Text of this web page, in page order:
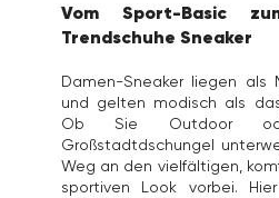
Vom Sport-Basic
Trendschuhe Sneaker
Damen-Sneaker liegen als
und gelten modisch als
Ob Sie Outdoor
Großstadtdschungel
Weg an den vielfältigen,
sportiven Look vorbei.